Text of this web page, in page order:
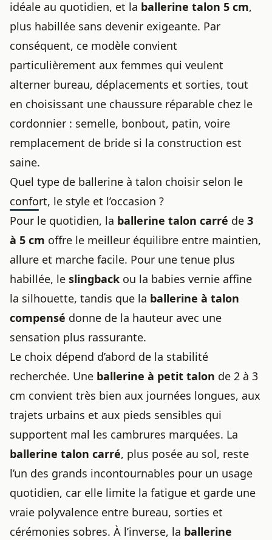
idéale au quotidien, et la ballerine talon 5 cm,
plus habillée sans devenir exigeante. Par
conséquent, ce modèle convient
particulièrement aux femmes qui veulent
alterner bureau, déplacements et sorties, tout
en choisissant une chaussure réparable chez le
cordonnier : semelle, bonbout, patin, voire
remplacement de bride si la construction est
saine.
Quel type de ballerine à talon choisir selon le
confort, le style et l’occasion ?
Pour le quotidien, la ballerine talon carré de 3
à 5 cm offre le meilleur équilibre entre maintien,
allure et marche facile. Pour une tenue plus
habillée, le slingback ou la babies vernie affine
la silhouette, tandis que la ballerine à talon
compensé donne de la hauteur avec une
sensation plus rassurante.
Le choix dépend d’abord de la stabilité
recherchée. Une ballerine à petit talon de 2 à 3
cm convient très bien aux journées longues, aux
trajets urbains et aux pieds sensibles qui
supportent mal les cambrures marquées. La
ballerine talon carré, plus posée au sol, reste
l’un des grands incontournables pour un usage
quotidien, car elle limite la fatigue et garde une
vraie polyvalence entre bureau, sorties et
cérémonies sobres. À l’inverse, la ballerine